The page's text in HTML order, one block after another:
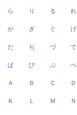
ら り る れ
が ぎ ぐ げ
だ ぢ づ で
ぱ ぴ ぷ ぺ
Ａ Ｂ Ｃ Ｄ
Ｋ Ｌ Ｍ Ｎ